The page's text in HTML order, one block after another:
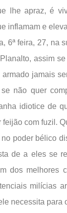
lhe apraz, é
inflamam e
6ª feira, 27, na
assim
jamais
se não quer
idiotice de
com fuzil.
poder bélico
de a eles se
dos melhores
milícias
necessita